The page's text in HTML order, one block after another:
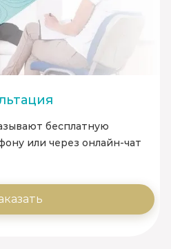
бесплатную
или через онлайн-чат